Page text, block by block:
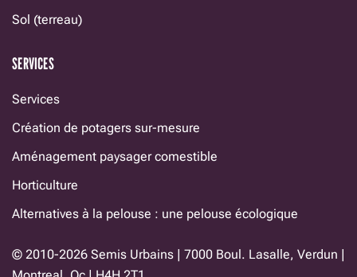
Sol (terreau)
SERVICES
Services
Création de potagers sur-mesure
Aménagement paysager comestible
Horticulture
Alternatives à la pelouse : une pelouse écologique
© 2010-2026 Semis Urbains | 7000 Boul. Lasalle, Verdun |